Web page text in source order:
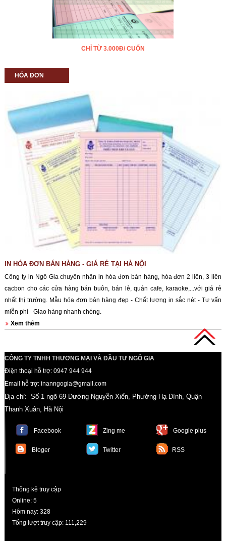
CHỈ TỪ 3.000Đ/ CUỐN
HÓA ĐƠN
IN HÓA ĐƠN BÁN HÀNG - GIÁ RẺ TẠI HÀ NỘI
Công ty in Ngô Gia chuyên nhận in hóa đơn bán hàng, hóa đơn 2 liên, 3 liên
cacbon cho các cửa hàng bán buôn, bán lẻ, quán cafe, karaoke,...với giá rẻ
nhất thị trường. Mẫu hóa đơn bán hàng đẹp - Chất lượng in sắc nét - Tư vấn
miễn phí - Giao hàng nhanh chóng.
Xem thêm
CÔNG TY TNHH THƯƠNG MẠI VÀ ĐẦU TƯ NGÔ GIA
Điện thoại hỗ trợ: 0947 944 944
Email hỗ trợ: inanngogia@gmail.com
Địa chỉ: Số 1 ngõ 69 Đường Nguyễn Xiển, Phường Hạ Đình, Quận
Thanh Xuân, Hà Nội
Facebook Zing me Google plus
Bloger Twitter RSS
Thống kê truy cập
Online: 5
Hôm nay: 328
Tổng lượt truy cập: 111,229